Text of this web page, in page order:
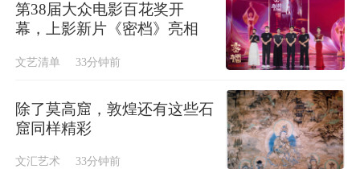
第38届大众电影百花奖开
幕，上影新片《密档》亮相
文艺清单 33分钟前
除了莫高窟，敦煌还有这些石
窟同样精彩
文汇艺术 33分钟前